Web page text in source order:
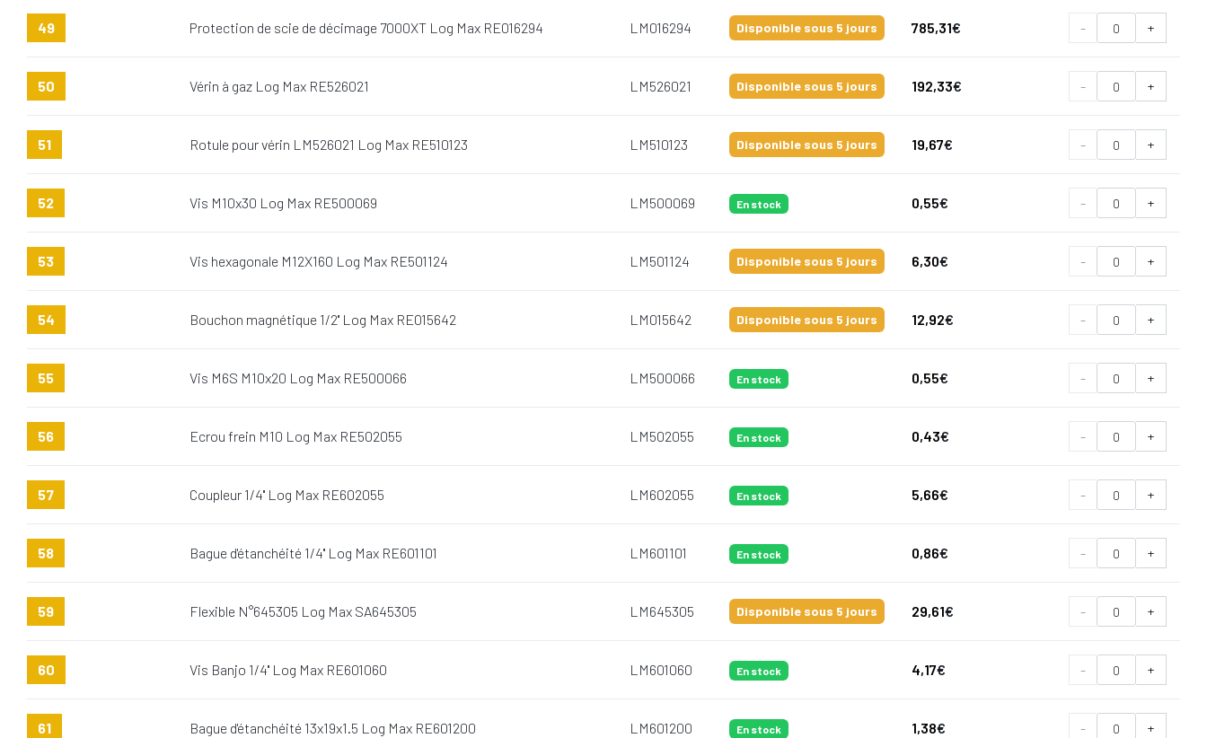
49 Protection de scie de décimage 7000XT Log Max RE016294 LM016294 Disponible sous 5 jours 785,31€ - +
50 Vérin à gaz Log Max RE526021 LM526021 Disponible sous 5 jours 192,33€ - +
51 Rotule pour vérin LM526021 Log Max RE510123 LM510123 Disponible sous 5 jours 19,67€ - +
52 Vis M10x30 Log Max RE500069 LM500069 En stock 0,55€ - +
53 Vis hexagonale M12X160 Log Max RE501124 LM501124 Disponible sous 5 jours 6,30€ - +
54 Bouchon magnétique 1/2'' Log Max RE015642 LM015642 Disponible sous 5 jours 12,92€ - +
55 Vis M6S M10x20 Log Max RE500066 LM500066 En stock 0,55€ - +
56 Ecrou frein M10 Log Max RE502055 LM502055 En stock 0,43€ - +
57 Coupleur 1/4'' Log Max RE602055 LM602055 En stock 5,66€ - +
58 Bague d'étanchéité 1/4'' Log Max RE601101 LM601101 En stock 0,86€ - +
59 Flexible N°645305 Log Max SA645305 LM645305 Disponible sous 5 jours 29,61€ - +
60 Vis Banjo 1/4'' Log Max RE601060 LM601060 En stock 4,17€ - +
61 Bague d'étanchéité 13x19x1.5 Log Max RE601200 LM601200 En stock 1,38€ - +